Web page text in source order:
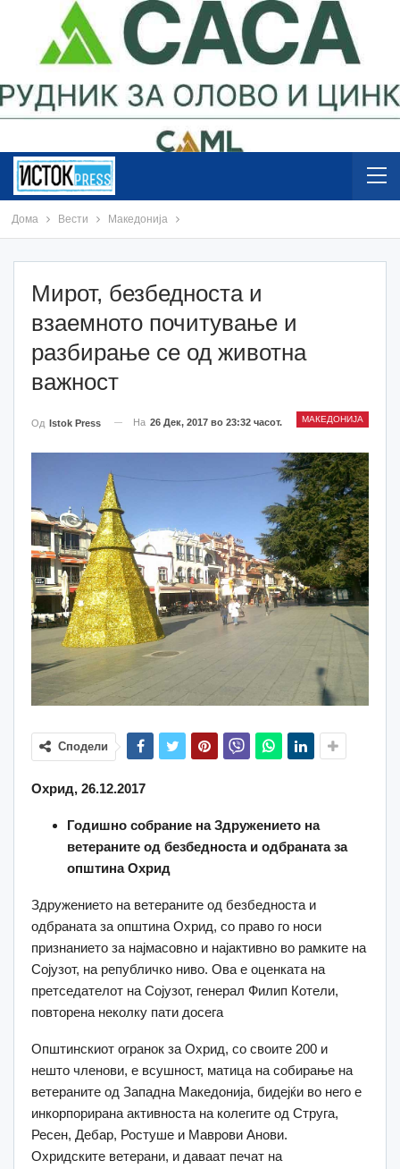
Дома Вести Македонија
Мирот, безбедноста и
взаемното почитување и
разбирање се од животна
важност
МАКЕДОНИЈА
Од Istok Press На 26 Дек, 2017 во 23:32 часот.
Сподели
Охрид, 26.12.2017
Годишно собрание на Здружението на
ветераните од безбедноста и одбраната за
општина Охрид
Здружението на ветераните од безбедноста и
одбраната за општина Охрид, со право го носи
признанието за најмасовно и најактивно во рамките на
Сојузот, на републичко ниво. Ова е оценката на
претседателот на Сојузот, генерал Филип Котели,
повторена неколку пати досега
Општинскиот огранок за Охрид, со своите 200 и
нешто членови, е всушност, матица на собирање на
ветераните од Западна Македонија, бидејќи во него е
инкорпорирана активноста на колегите од Струга,
Ресен, Дебар, Ростуше и Маврови Анови.
Охридските ветерани, и даваат печат на